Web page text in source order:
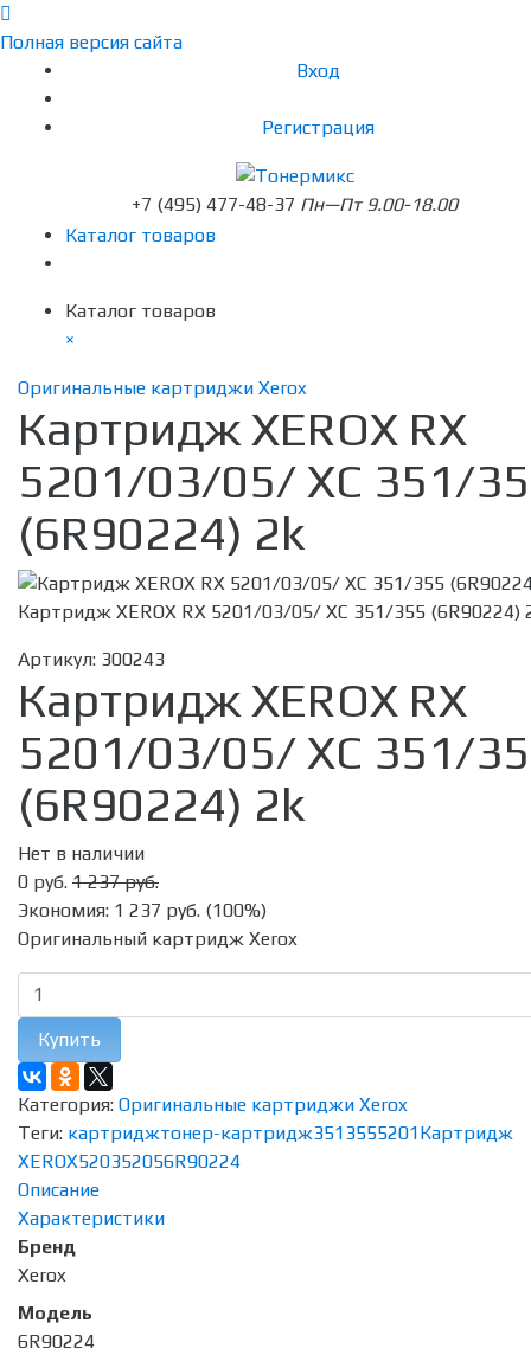
Полная версия сайта
Вход
Регистрация
+7 (495) 477-48-37 Пн—Пт 9.00-18.00
Каталог товаров
Каталог товаров
×
Оригинальные картриджи Xerox
Картридж XEROX RX
5201/03/05/ XC 351/
(6R90224) 2k
Картридж XEROX RX 5201/03/05/ XC 351/355 (6R90224)
Артикул: 300243
Картридж XEROX RX
5201/03/05/ XC 351/
(6R90224) 2k
Нет в наличии
0 руб. 1 237 руб.
Экономия: 1 237 руб. (100%)
Оригинальный картридж Xerox
Купить
Категория: Оригинальные картриджи Xerox
Теги: картриджтонер-картридж3513555201Картридж
XEROX520352056R90224
Описание
Характеристики
Бренд
Xerox
Модель
6R90224